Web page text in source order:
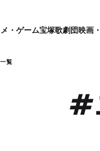
・ゲーム宝塚歌劇団映画
覧
#